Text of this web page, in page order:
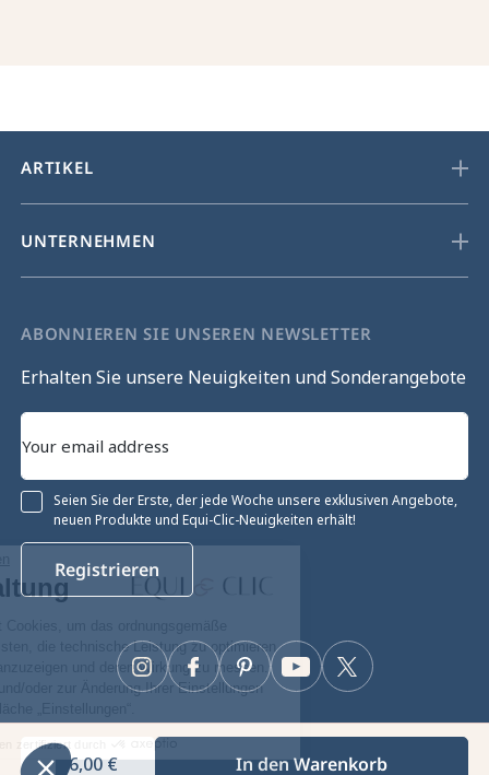
Cookie-Verwaltung
Funktionieren zu gewährleisten, die technische Leistung zu optimieren
sowie relevante Werbung anzuzeigen und deren Wirkung zu messen.
Für weitere Informationen und/oder zur Änderung Ihrer Einstellungen
Zustimmungen zertifiziert durch
26,00 € In den Warenkorb
ARTIKEL
UNTERNEHMEN
ABONNIEREN SIE UNSEREN NEWSLETTER
Erhalten Sie unsere Neuigkeiten und Sonderangebote
Seien Sie der Erste, der jede Woche unsere exklusiven Angebote,
neuen Produkte und Equi-Clic-Neuigkeiten erhält!
Registrieren
Facebook Twitter
YouTube
Pinterest
Instagram